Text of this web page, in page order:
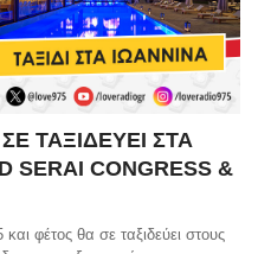
ΤΑΞΙΔΕΥΕΙ ΣΤΑ
SERAI CONGRESS &
φέτος θα σε ταξιδεύει στους